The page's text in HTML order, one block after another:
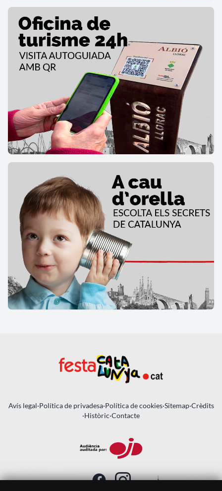
Avís legal·Política de privadesa·Política de cookies·Sitemap·Crèdits
·Històric·Contacte